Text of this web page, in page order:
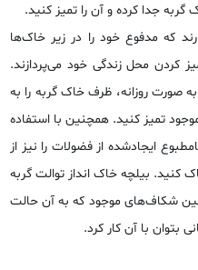
گربه جدا کرده و آن را تمیز کنید.
که مدفوع خود را در زیر خاک‌ها
کردن محل زندگی خود می‌پردازند.
صورت روزانه، ظرف خاک گربه را به
تمیز کنید. همچنین با استفاده
ایجادشده از فضولات را نیز از
کنید. بیلچه خاک انداز توالت گربه
شکاف‌های موجود که به آن حالت
بتوان با آن کار کرد.